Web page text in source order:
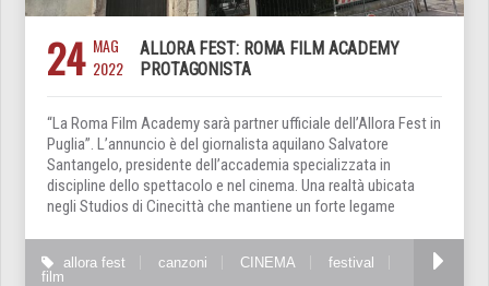
24 MAG
2022
ALLORA FEST: ROMA FILM ACADEMY
PROTAGONISTA
“La Roma Film Academy sarà partner ufficiale dell’Allora Fest in
Puglia”. L’annuncio è del giornalista aquilano Salvatore
Santangelo, presidente dell’accademia specializzata in
discipline dello spettacolo e nel cinema. Una realtà ubicata
negli Studios di Cinecittà che mantiene un forte legame
allora fest canzoni CINEMA
festival
film